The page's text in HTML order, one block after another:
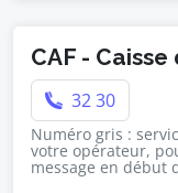
CAF -
32 30
Numéro gris :
votre opérateur,
message en début